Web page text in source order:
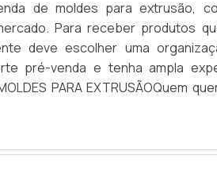
de moldes para extrusão,
Para receber produtos
deve escolher uma
pré-venda e tenha ampla
PARA EXTRUSÃOQuem
em uma empresa responsável,